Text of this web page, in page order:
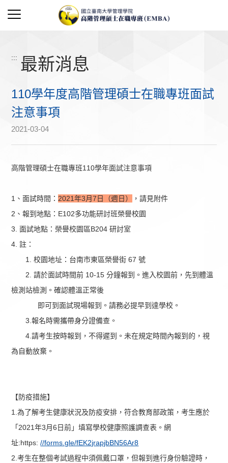
::: 最新消息
110學年度高階管理碩士在職專班面試
注意事項
2021-03-04
高階管理碩士在職專班110學年面試注意事項
1、面試時間： 2021年3月7日（週日）
，請見附件
2、報到地點：E102多功能研討班榮譽校園
3. 面試地點：榮譽校園區B204 研討室
4. 註：
1. 校園地址：台南市東區榮譽街 67 號
2. 請於面試時間前 10-15 分鐘報到。進入校園前，先到體溫
檢測站檢測。確認體溫正常後
即可到面試現場報到。請務必提早到達學校。
3.報名時需攜帶身分證備查。
4.請考生按時報到，不得遲到。未在規定時間內報到的，視
為自動放棄。
【防疫措施】
1.為了解考生健康狀況及防疫安排，符合教育部政策，考生應於
「2021年3月6日前」填寫學校健康照護調查表。網
址:https://forms.gle/fEK2jrapjbBN56Ar8
2.考生在整個考試過程中須佩戴口罩，但報到進行身份驗證時，